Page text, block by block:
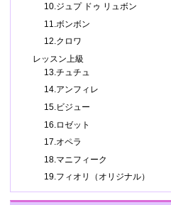
10.ジュプ ドゥ リュボン
11.ボンボン
12.クロワ
レッスン上級
13.チュチュ
14.アンフィレ
15.ビジュー
16.ロゼット
17.オペラ
18.マニフィーク
19.フィオリ（オリジナル）